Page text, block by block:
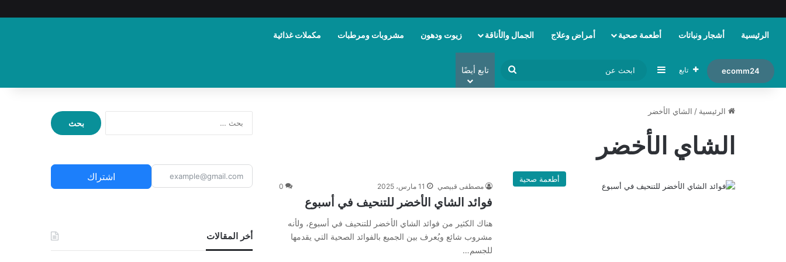
الرئيسية أشجار ونباتات أطعمة صحية أمراض وعلاج الجمال والأناقة زيوت ودهون مشروبات ومرطبات مكملات غذائية
ecomm24 تابع إضافة عمود جانبي
عن
تابع أيضًا
الرئيسية / الشاي الأخضر
الشاي الأخضر
أطعمة صحية
مصطفى قبيصي 11 مارس، 2025 0
فوائد الشاي الأخضر للتنحيف في أسبوع
هناك الكثير من فوائد الشاي الأخضر للتنحيف في أسبوع، ولأنه
مشروب شائع ويُعرف بين الجميع بالفوائد الصحية التي يقدمها
للجسم…
ث
ع
ن
اشتراك
أخر المقالات